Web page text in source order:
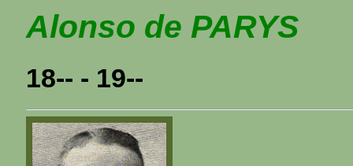
Alonso de PARYS
18-- - 19--